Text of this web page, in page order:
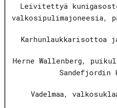
Leivitettyä
valkosipulimajoneesia,
Karhunlaukkarisottoa
Herne Wallenberg,
Sandefjordin
Vadelmaa,